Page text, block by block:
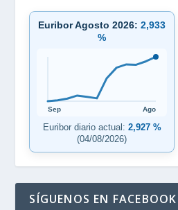
Euribor Agosto 2026:2,933
%
Sep Ago
Euribor diario actual: 2,927 %
(04/08/2026)
SÍGUENOS EN FACEBOOK